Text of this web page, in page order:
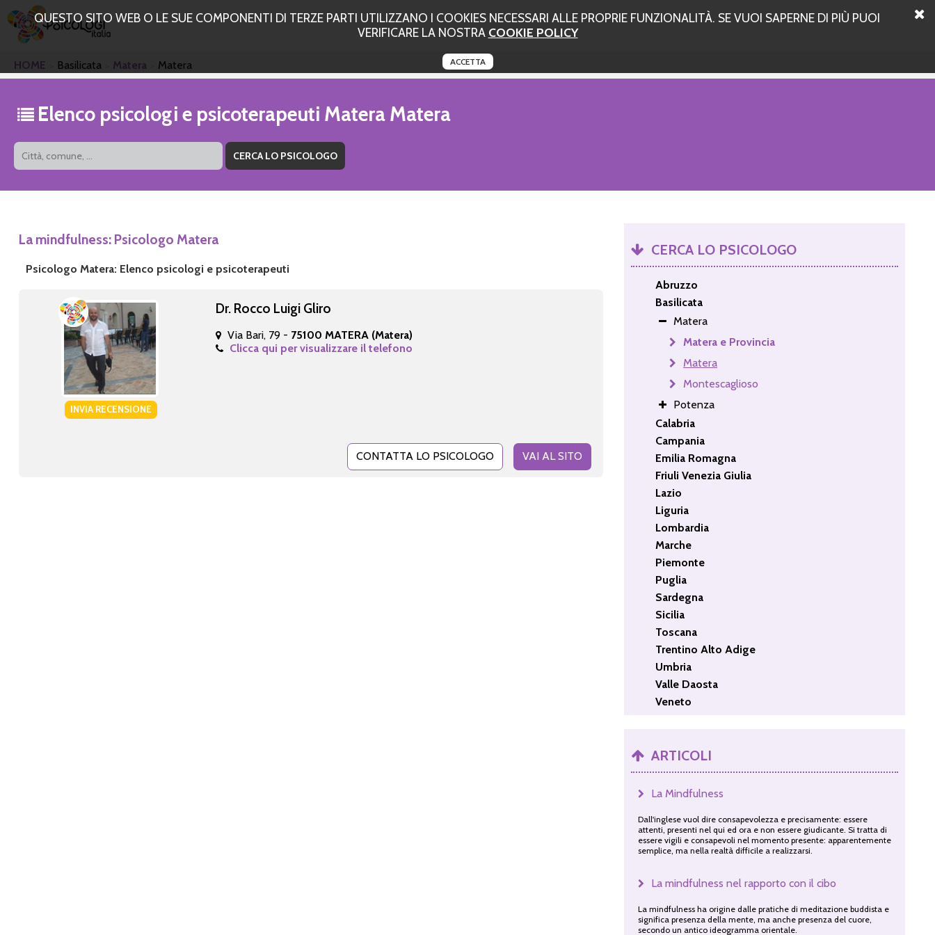
QUESTO SITO WEB O LE SUE COMPONENTI DI TERZE PARTI UTILIZZANO I COOKIES NECESSARI ALLE PROPRIE FUNZIONALITÀ. SE VUOI SAPERNE DI PIÙ PUOI
VERIFICARE LA NOSTRA COOKIE POLICY
ACCETTA
HOME Basilicata Matera Matera
Elenco psicologi e psicoterapeuti Matera Matera
La mindfulness: Psicologo Matera
Psicologo Matera: Elenco psicologi e psicoterapeuti
INVIA RECENSIONE
Dr. Rocco Luigi Gliro
Via Bari, 79 - 75100 MATERA (Matera)
Clicca qui per visualizzare il telefono
CONTATTA LO PSICOLOGO VAI AL SITO
CERCA LO PSICOLOGO
Abruzzo
Basilicata
Matera
Matera e Provincia
Matera
Montescaglioso
Potenza
Calabria
Campania
Emilia Romagna
Friuli Venezia Giulia
Lazio
Liguria
Lombardia
Marche
Piemonte
Puglia
Sardegna
Sicilia
Toscana
Trentino Alto Adige
Umbria
Valle Daosta
Veneto
ARTICOLI
La Mindfulness
Dall'inglese vuol dire consapevolezza e precisamente: essere
attenti, presenti nel qui ed ora e non essere giudicante. Si tratta di
essere vigili e consapevoli nel momento presente: apparentemente
semplice, ma nella realtà difficile a realizzarsi.
La mindfulness nel rapporto con il cibo
La mindfulness ha origine dalle pratiche di meditazione buddista e
significa presenza della mente, ma anche presenza del cuore,
secondo un antico ideogramma orientale.